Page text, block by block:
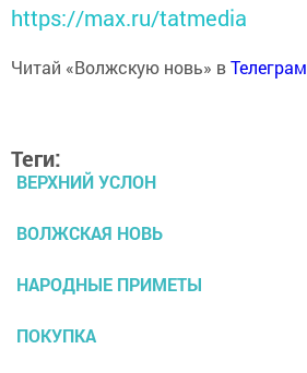
https://max.ru/tatmedia
Читай «Волжскую новь» вТелеграм
Теги:
ВЕРХНИЙ УСЛОН
ВОЛЖСКАЯ НОВЬ
НАРОДНЫЕ ПРИМЕТЫ
ПОКУПКА